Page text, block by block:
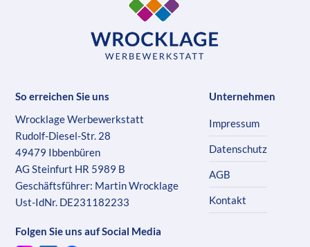
So erreichen Sie uns
Wrocklage Werbewerkstatt
Rudolf-Diesel-Str. 28
49479 Ibbenbüren
AG Steinfurt HR 5989 B
Geschäftsführer: Martin Wrocklage
Ust-IdNr. DE231182233
Folgen Sie uns auf Social Media
Unternehmen
Impressum
Datenschutz
AGB
Kontakt